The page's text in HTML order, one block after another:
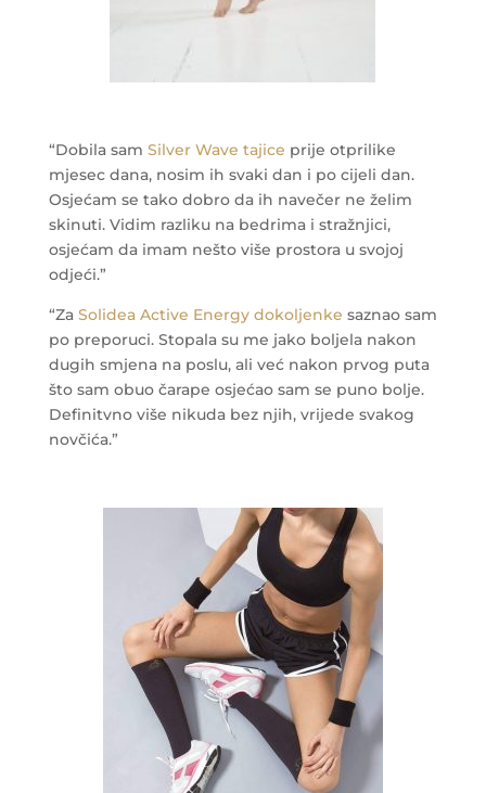
“Dobila sam Silver Wave tajice prije otprilike
mjesec dana, nosim ih svaki dan i po cijeli dan.
Osjećam se tako dobro da ih navečer ne želim
skinuti. Vidim razliku na bedrima i stražnjici,
osjećam da imam nešto više prostora u svojoj
odjeći.”
“Za Solidea Active Energy dokoljenke saznao sam
po preporuci. Stopala su me jako boljela nakon
dugih smjena na poslu, ali već nakon prvog puta
što sam obuo čarape osjećao sam se puno bolje.
Definitvno više nikuda bez njih, vrijede svakog
novčića.”